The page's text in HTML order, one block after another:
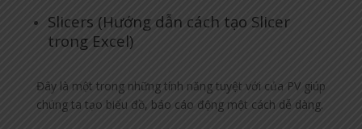
Slicers (Hướng dẫn cách tạo Slicer
trong Excel)
Đây là một trong những tính năng tuyệt với của PV giúp
chúng ta tạo biểu đồ, báo cáo động một cách dễ dàng.